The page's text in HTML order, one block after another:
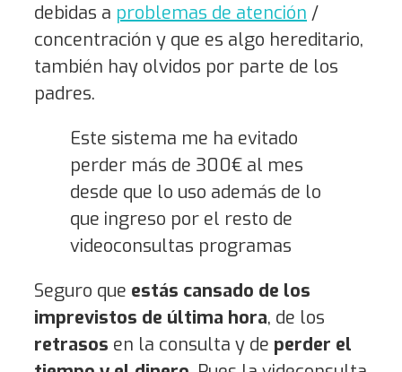
debidas a problemas de atención /
concentración y que es algo hereditario,
también hay olvidos por parte de los
padres.
Este sistema me ha evitado
perder más de 300€ al mes
desde que lo uso además de lo
que ingreso por el resto de
videoconsultas programas
Seguro que estás cansado de los
imprevistos de última hora, de los
retrasos en la consulta y de perder el